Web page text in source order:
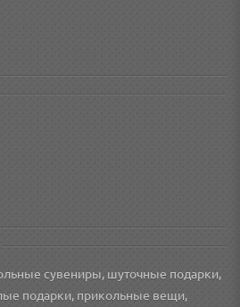
сувениры, шуточные подарки,
подарки, прикольные вещи,